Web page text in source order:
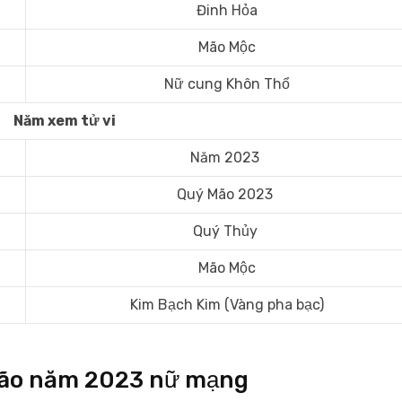
Đinh Hỏa
Mão Mộc
Nữ cung Khôn Thổ
Năm xem tử vi
Năm 2023
Quý Mão 2023
Quý Thủy
Mão Mộc
Kim Bạch Kim (Vàng pha bạc)
năm 2023 nữ mạng